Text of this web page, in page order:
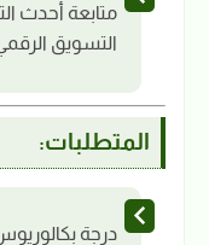
متابعة أحدث
التسويق
المتطلبات:
درجة